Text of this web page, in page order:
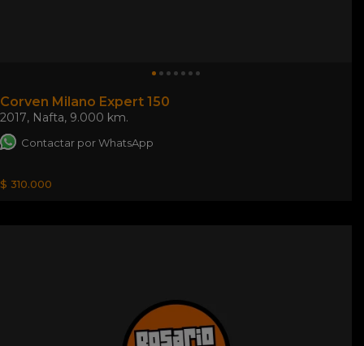
Corven Milano Expert 150
2017, Nafta, 9.000 km.
Contactar por WhatsApp
$ 310.000